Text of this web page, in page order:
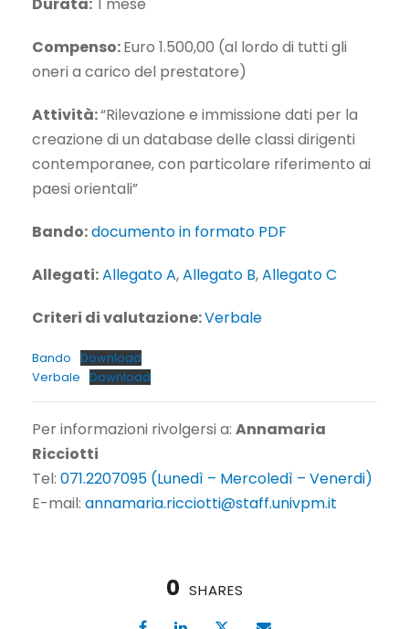
Durata: 1 mese
Compenso:Euro 1.500,00 (al lordo di tutti gli
oneri a carico del prestatore)
Attività:“Rilevazione e immissione dati per la
creazione di un database delle classi dirigenti
contemporanee, con particolare riferimento ai
paesi orientali”
Bando:documento in formato PDF
Allegati:Allegato A,Allegato B,Allegato C
Criteri di valutazione:Verbale
Bando
Download
Verbale
Download
Per informazioni rivolgersi a: Annamaria
Ricciotti
Tel: 071.2207095 (Lunedì – Mercoledì – Venerdi)
E-mail: annamaria.ricciotti@staff.univpm.it
0 SHARES